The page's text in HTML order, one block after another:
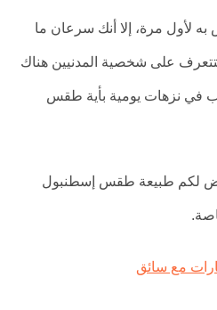
لأول مرة، إلا أنك سرعان ما
على شخصية المدنيين هناك
في نزهات يومية بأية طقس
لكم طبيعة طقس إسطنبول
مع سائق